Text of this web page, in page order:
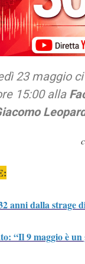
23 maggio
15:00 alla
anni dalla strage
“Il 9 maggio è